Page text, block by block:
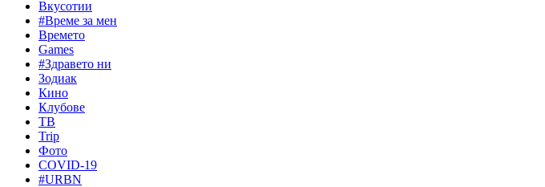
Вкусотии
#Време за мен
Времето
Games
#Здравето ни
Зодиак
Кино
Клубове
ТВ
Trip
Фото
COVID-19
#URBN